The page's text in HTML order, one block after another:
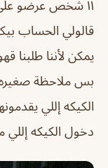
يمكن لأننا طلبنا
بس ملاحظة
دخول الكيكه إللي